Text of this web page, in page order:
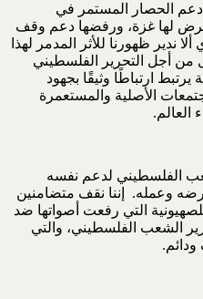
دعم الحصار المستمر في
لها غزة، ورفضها دعم وقف
ندير ظهورنا للأثر المدمر لهذا
من أجل التحرير الفلسطيني
ارتباطًا وثيقًا بجهود
الأصلية والمستعمرة
العالم.
الفلسطيني لدعم نفسه
وعمله. إننا نقف متضامنين
التي رفعت أصواتها ضد
الشعب الفلسطيني، والتي